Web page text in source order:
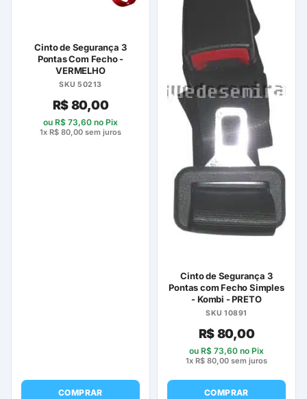
Cinto de Segurança 3
Pontas Com Fecho -
VERMELHO
SKU 50213
R$80,00
ou R$ 73,60 no Pix
1x R$ 80,00 sem juros
COMPRAR
Cinto de Segurança 3
Pontas com Fecho Simples
- Kombi - PRETO
SKU 10891
R$80,00
ou R$ 73,60 no Pix
1x R$ 80,00 sem juros
COMPRAR